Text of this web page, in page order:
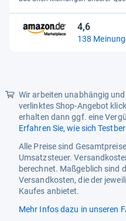
Sternen
4,6
4,6
von
138
Wir arbeiten unabhängig
verlinktes Shop-Angebot
erhalten dann ggf. eine
Erfahren Sie, wie sich
Alle Preise sind
Umsatzsteuer.
berechnet. Maßgeblich sind
Versandkosten, die der
Kaufes anbietet.
Mehr Infos dazu in unseren